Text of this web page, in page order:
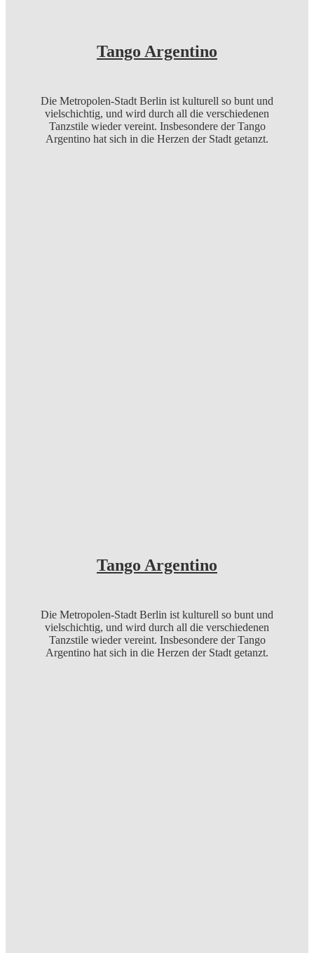
Tango Argentino
Die Metropolen-Stadt Berlin ist kulturell so bunt und
vielschichtig, und wird durch all die verschiedenen
Tanzstile wieder vereint. Insbesondere der Tango
Argentino hat sich in die Herzen der Stadt getanzt.
Tango Argentino
Die Metropolen-Stadt Berlin ist kulturell so bunt und
vielschichtig, und wird durch all die verschiedenen
Tanzstile wieder vereint. Insbesondere der Tango
Argentino hat sich in die Herzen der Stadt getanzt.